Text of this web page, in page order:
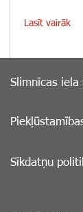
Lasīt vairāk
Slimnīcas iela
Sīkdatņu